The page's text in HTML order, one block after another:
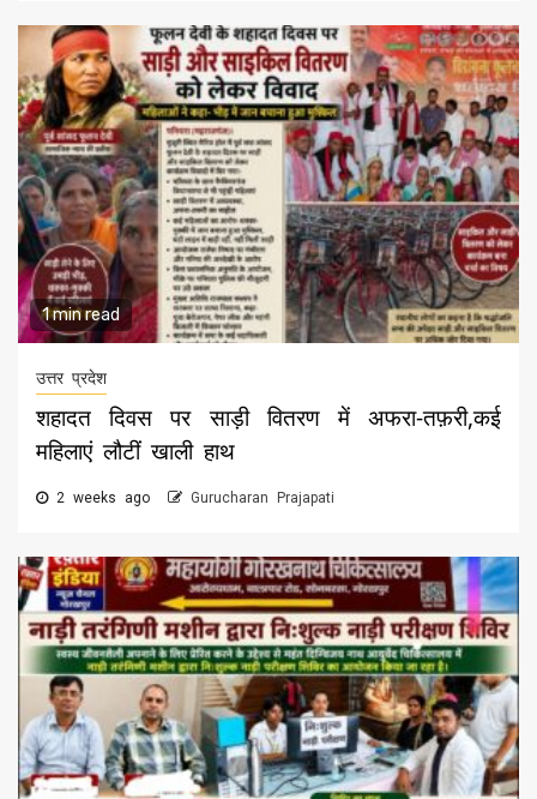
1 min read
उत्तर प्रदेश
शहादत दिवस पर साड़ी वितरण में अफरा-तफ़री,कई
महिलाएं लौटीं खाली हाथ
2 weeks ago Gurucharan Prajapati